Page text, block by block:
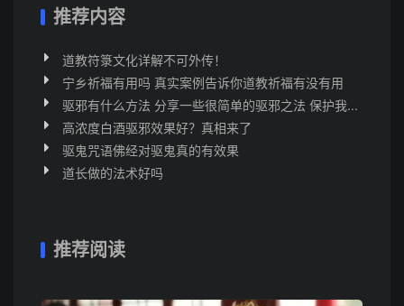
推荐内容
道教符箓文化详解不可外传！
宁乡祈福有用吗 真实案例告诉你道教祈福有没有用
驱邪有什么方法 分享一些很简单的驱邪之法 保护我...
高浓度白酒驱邪效果好？真相来了
驱鬼咒语佛经对驱鬼真的有效果
道长做的法术好吗
推荐阅读